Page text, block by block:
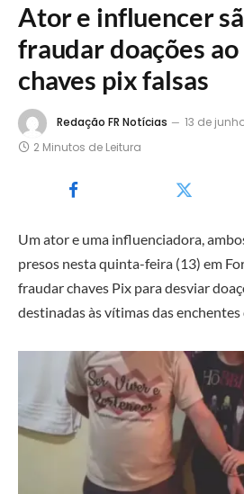
Ator e influencer
fraudar doações ao
chaves pix falsas
Redação FR Notícias
13 de
2 Minutos de Leitura
Um ator e uma influenciadora,
presos nesta quinta-feira (13) em
fraudar chaves Pix para desviar
destinadas às vítimas das